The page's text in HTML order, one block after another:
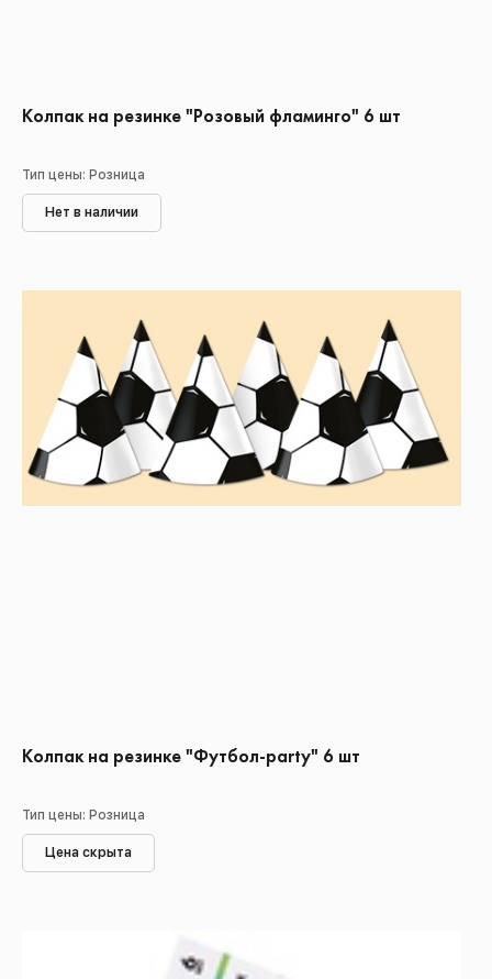
Колпак на резинке "Розовый фламинго" 6 шт
Тип цены: Розница
Нет в наличии
Колпак на резинке "Футбол-party" 6 шт
Тип цены: Розница
Цена скрыта